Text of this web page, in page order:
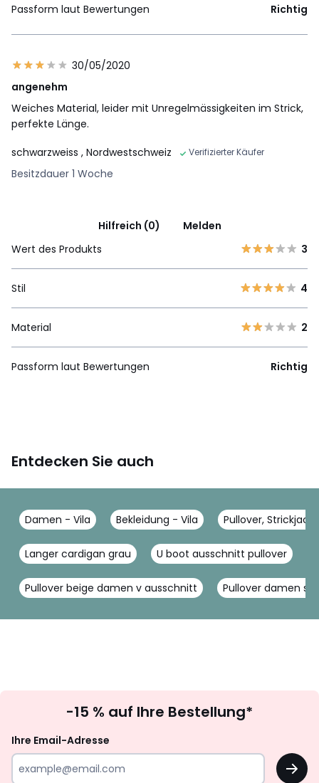
Passform laut Bewertungen Richtig
30/05/2020
angenehm
Weiches Material, leider mit Unregelmässigkeiten im Strick,
perfekte Länge.
schwarzweiss , Nordwestschweiz Verifizierter Käufer
Besitzdauer 1 Woche
Hilfreich (0)
Melden
Wert des Produkts
3
Stil 4
Material 2
Passform laut Bewertungen Richtig
Entdecken Sie auch
Damen - Vila Bekleidung - Vila Pullover,
Langer cardigan grau U boot ausschnitt pullover
Pullover beige damen v ausschnitt Pullover damen
abonnieren
-15 % auf Ihre Bestellung*
Ihre Email-Adresse
OK